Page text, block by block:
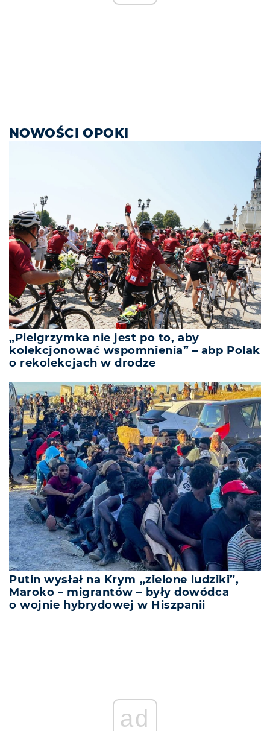
NOWOŚCI OPOKI
„Pielgrzymka nie jest po to, aby
kolekcjonować wspomnienia” – abp Polak
o rekolekcjach w drodze
Putin wysłał na Krym „zielone ludziki”,
Maroko – migrantów – były dowódca
o wojnie hybrydowej w Hiszpanii
ad